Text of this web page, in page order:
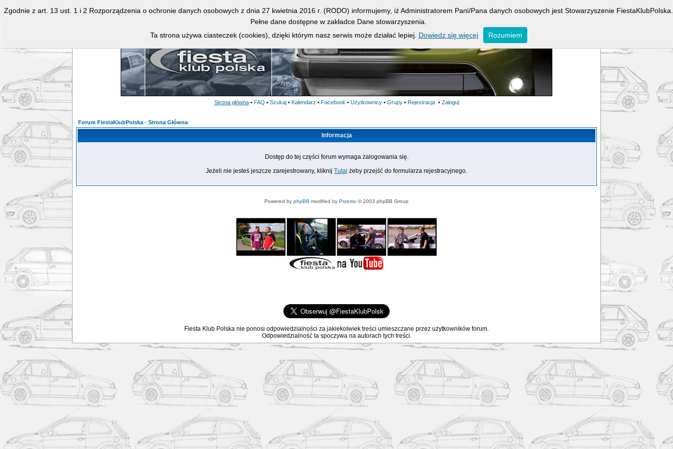
Strona główna • FAQ • Szukaj • Kalendarz • Facebook • Użytkownicy • Grupy • Rejestracja • Zaloguj
Forum FiestaKlubPolska - Strona Główna
Informacja
Dostęp do tej części forum wymaga zalogowania się.
Jeżeli nie jesteś jeszcze zarejestrowany, kliknij Tutaj żeby przejść do formularza rejestracyjnego.
Powered by phpBB modified by Przemo © 2003 phpBB Group
Fiesta Klub Polska nie ponosi odpowiedzialności za jakiekolwiek treści umieszczane przez użytkowników forum.
Odpowiedzialność ta spoczywa na autorach tych treści.
Zgodnie z art. 13 ust. 1 i 2 Rozporządzenia o ochronie danych osobowych z dnia 27 kwietnia 2016 r. (RODO) informujemy, iż Administratorem Pani/Pana danych osobowych jest Stowarzyszenie FiestaKlubPolska.
Pełne dane dostępne w zakładce Dane stowarzyszenia.
Ta strona używa ciasteczek (cookies), dzięki którym nasz serwis może działać lepiej. Dowiedz się więcej Rozumiem